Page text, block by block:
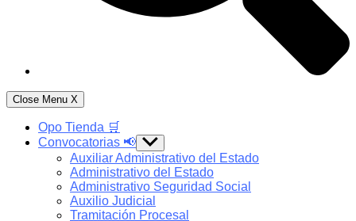
Close Menu X
Opo Tienda 🛒
Convocatorias 📢 Show
sub
menu
Auxiliar Administrativo del Estado
Administrativo del Estado
Administrativo Seguridad Social
Auxilio Judicial
Tramitación Procesal